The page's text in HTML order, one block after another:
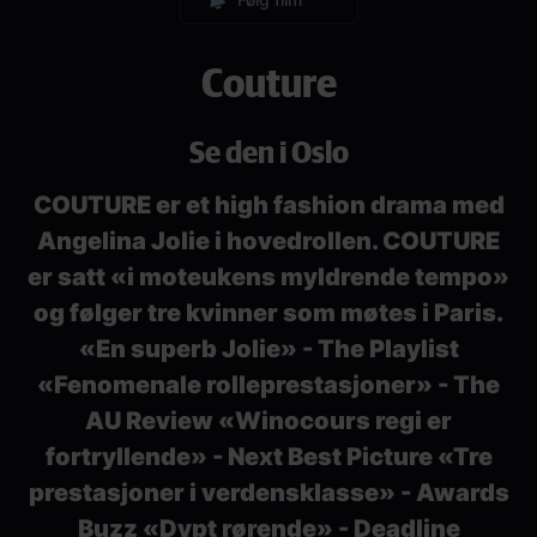
Couture
Se den i Oslo
COUTURE er et high fashion drama med
Angelina Jolie i hovedrollen. COUTURE
er satt «i moteukens myldrende tempo»
og følger tre kvinner som møtes i Paris.
«En superb Jolie» - The Playlist
«Fenomenale rolleprestasjoner» - The
AU Review «Winocours regi er
fortryllende» - Next Best Picture «Tre
prestasjoner i verdensklasse» - Awards
Buzz «Dypt rørende» - Deadline